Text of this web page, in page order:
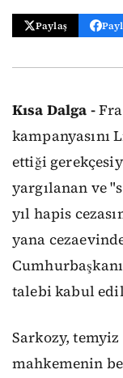
Paylaş
Kısa Dalga -
kampanyasını
ettiği
yargılanan ve
yıl hapis
yana
talebi kabul
Sarkozy,
mahkemenin